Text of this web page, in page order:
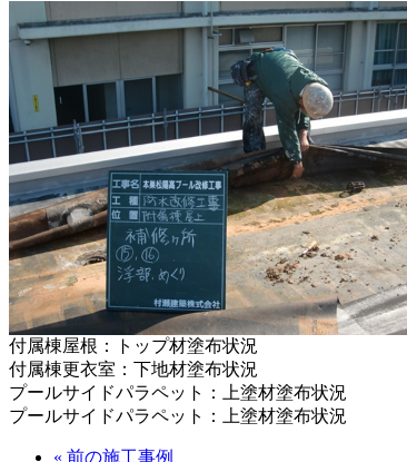
付属棟屋根：トップ材塗布状況
付属棟更衣室：下地材塗布状況
プールサイドパラペット：上塗材塗布状況
プールサイドパラペット：上塗材塗布状況
« 前の施工事例